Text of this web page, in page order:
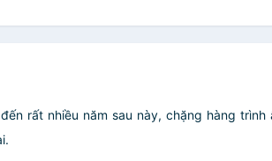
rất nhiều năm sau này, chặng hàng